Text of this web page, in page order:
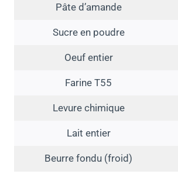
Pâte d’amande
Sucre en poudre
Oeuf entier
Farine T55
Levure chimique
Lait entier
Beurre fondu (froid)